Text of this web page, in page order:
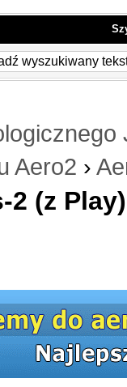
Aero2 ›
2 (z